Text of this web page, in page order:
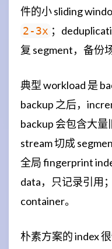
件的小 sliding
2-3x ；
复 segment，备份
典型 workload 是
backup 之后，
backup 会包含大
stream 切成
全局 fingerprint
data，只记录引用
container。
朴素方案的 index